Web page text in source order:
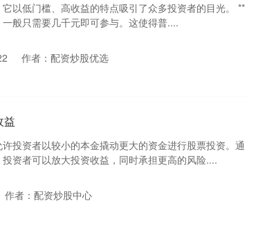
以低门槛、高收益的特点吸引了众多投资者的目光。 **
般只需要几千元即可参与。这使得普....
作者：配资炒股优选
益
投资者以较小的本金撬动更大的资金进行股票投资。通
资者可以放大投资收益，同时承担更高的风险....
作者：配资炒股中心